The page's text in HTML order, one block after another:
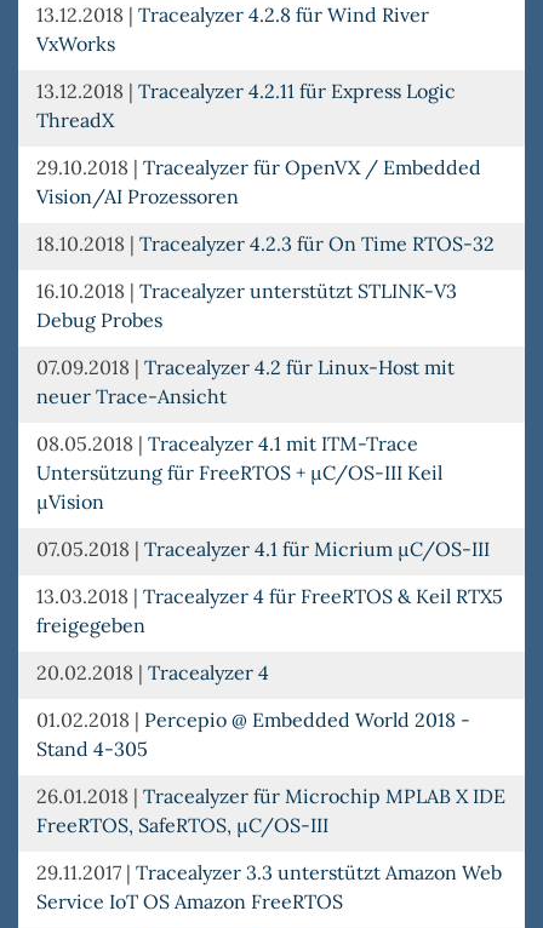
13.12.2018 | Tracealyzer 4.2.8 für Wind River
VxWorks
13.12.2018 | Tracealyzer 4.2.11 für Express Logic
ThreadX
29.10.2018 | Tracealyzer für OpenVX / Embedded
Vision/AI Prozessoren
18.10.2018 | Tracealyzer 4.2.3 für On Time RTOS-32
16.10.2018 | Tracealyzer unterstützt STLINK-V3
Debug Probes
07.09.2018 | Tracealyzer 4.2 für Linux-Host mit
neuer Trace-Ansicht
08.05.2018 | Tracealyzer 4.1 mit ITM-Trace
Untersützung für FreeRTOS + µC/OS-III Keil
µVision
07.05.2018 | Tracealyzer 4.1 für Micrium µC/OS-III
13.03.2018 | Tracealyzer 4 für FreeRTOS & Keil RTX5
freigegeben
20.02.2018 | Tracealyzer 4
01.02.2018 | Percepio @ Embedded World 2018 -
Stand 4-305
26.01.2018 | Tracealyzer für Microchip MPLAB X IDE
FreeRTOS, SafeRTOS, µC/OS-III
29.11.2017 | Tracealyzer 3.3 unterstützt Amazon Web
Service IoT OS Amazon FreeRTOS